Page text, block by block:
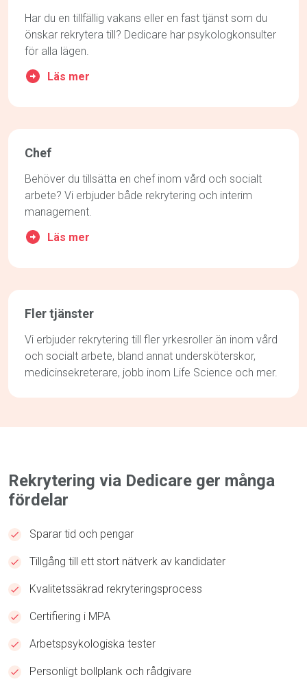
Har du en tillfällig vakans eller en fast tjänst som du
önskar rekrytera till? Dedicare har psykologkonsulter
för alla lägen.
Läs mer
Chef
Behöver du tillsätta en chef inom vård och socialt
arbete? Vi erbjuder både rekrytering och interim
management.
Läs mer
Fler tjänster
Vi erbjuder rekrytering till fler yrkesroller än inom vård
och socialt arbete, bland annat undersköterskor,
medicinsekreterare, jobb inom Life Science och mer.
Rekrytering via Dedicare ger många
fördelar
Sparar tid och pengar
Tillgång till ett stort nätverk av kandidater
Kvalitetssäkrad rekryteringsprocess
Certifiering i MPA
Arbetspsykologiska tester
Personligt bollplank och rådgivare